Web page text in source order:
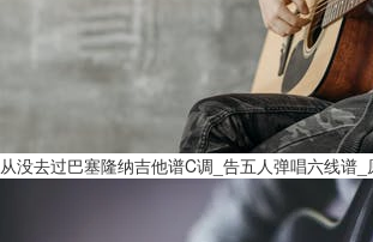
从没去过巴塞隆纳吉他谱C调_告五人弹唱六线谱